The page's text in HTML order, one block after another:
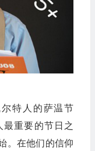
特人的萨温节
最重要的节日之
。在他们的信仰